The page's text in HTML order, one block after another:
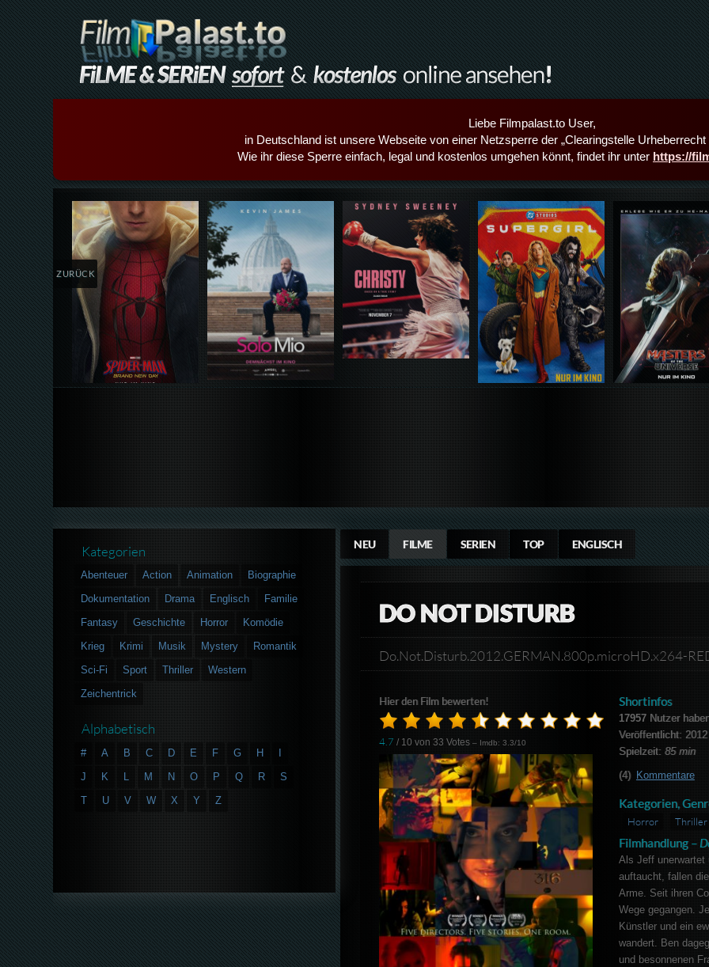
Liebe Filmpalast.to User,
in Deutschland ist unsere Webseite von einer Netzsperre der „Clearingstelle Urheberrecht
Wie ihr diese Sperre einfach, legal und kostenlos umgehen könnt, findet ihr unter https://
Details,Play Details,Play Details,Play Details,Play Details,Play
ZURÜCK
NEU FILME SERIEN TOP ENGLISCH
DO NOT DISTURB
Do.Not.Disturb.2012.GERMAN.800p.microHD.x264-
Hier den Film bewerten!
4.7 / 10 von33 Votes – Imdb: 3.3/10
Shortinfos
17957Nutzer
Veröffentlicht: 2012
Spielzeit: 85 min
(4) Kommentare
Kategorien,
Horror Thriller
Filmhandlung –
Als Jeff unerwartet
auftaucht, fallen
Arme. Seit ihren
Wege gegangen.
Künstler und ein
wandert. Ben
und besonnenen
Kategorien
Abenteuer Action Animation
Biographie
Dokumentation
Drama Englisch
Familie
Fantasy
Geschichte Horror
Komödie
Krieg
Krimi Musik Mystery
Romantik
Sci-Fi
Sport Thriller
Western
Zeichentrick
Alphabetisch
# A B C D E F G H
J
K L M N O P Q R
S
T
U V W X Y Z